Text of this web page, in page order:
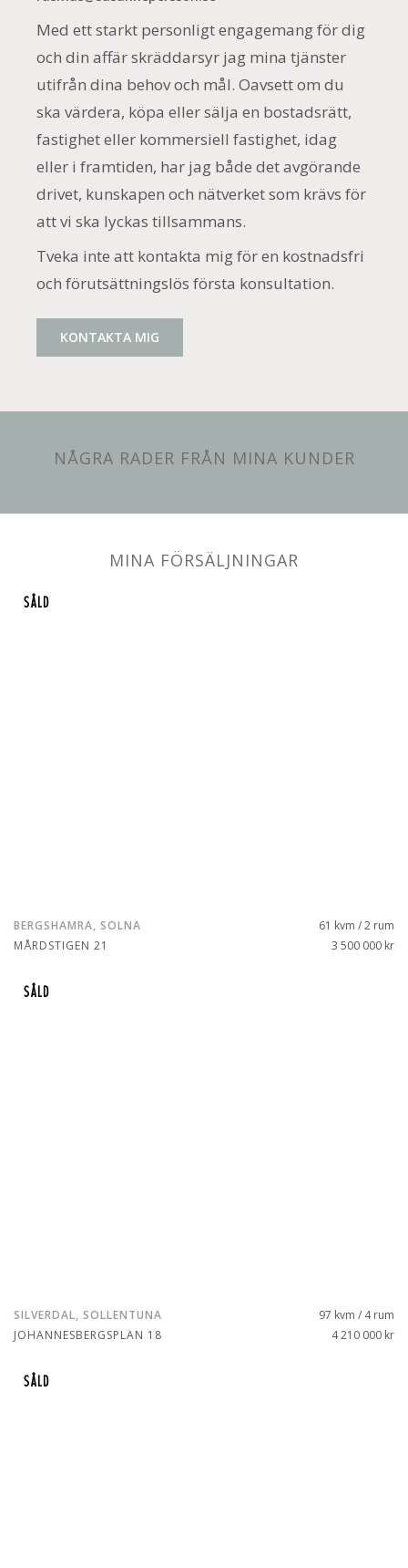
Med ett starkt personligt engagemang för dig
och din affär skräddarsyr jag mina tjänster
utifrån dina behov och mål. Oavsett om du
ska värdera, köpa eller sälja en bostadsrätt,
fastighet eller kommersiell fastighet, idag
eller i framtiden, har jag både det avgörande
drivet, kunskapen och nätverket som krävs för
att vi ska lyckas tillsammans.
Tveka inte att kontakta mig för en kostnadsfri
och förutsättningslös första konsultation.
KONTAKTA MIG
NÅGRA RADER FRÅN MINA KUNDER
MINA FÖRSÄLJNINGAR
SÅLD
BERGSHAMRA, SOLNA
MÅRDSTIGEN 21
61 kvm / 2 rum
3 500 000 kr
SÅLD
SILVERDAL, SOLLENTUNA
JOHANNESBERGSPLAN 18
97 kvm / 4 rum
4 210 000 kr
SÅLD